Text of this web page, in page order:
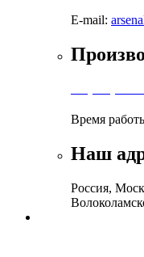
E-mail:
Время
Наш
Россия,